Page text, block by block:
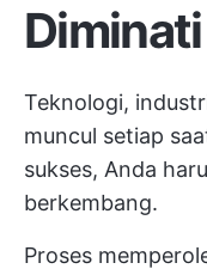
Diminati
Teknologi,
muncul setiap
sukses, Anda
berkembang.
Proses